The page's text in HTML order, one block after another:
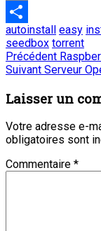
Email
Partager
autoinstall easy
seedbox torrent
Navigation
de
l’article
Précédent Article
Suivant Article
:
Serveur
Laisser un
Votre adresse e-
obligatoires sont
Commentaire *